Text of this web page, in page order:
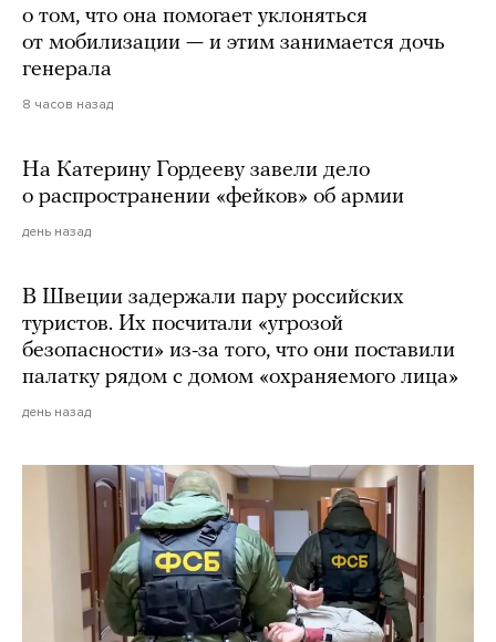
о том, что она помогает уклоняться
от мобилизации — и этим занимается дочь
генерала
8 часов назад
На Катерину Гордееву завели дело
о распространении «фейков» об армии
день назад
В Швеции задержали пару российских
туристов. Их посчитали «угрозой
безопасности» из-за того, что они поставили
палатку рядом с домом «охраняемого лица»
день назад